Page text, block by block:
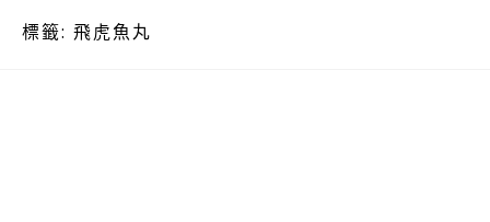
標籤: 飛虎魚丸